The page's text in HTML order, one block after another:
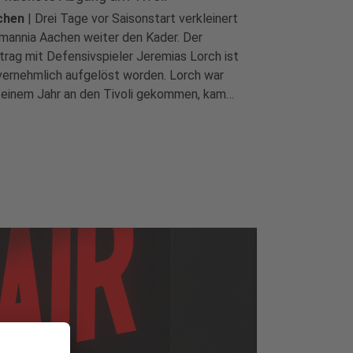
| Drei Tage vor Saisonstart verkleinert
Aachen weiter den Kader. Der
mit Defensivspieler Jeremias Lorch ist
aufgelöst worden. Lorch war
Jahr an den Tivoli gekommen, kam